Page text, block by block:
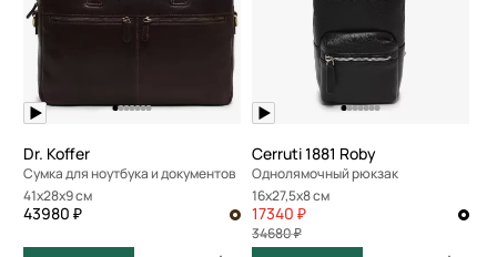
Dr. Koffer
Сумка для ноутбука и документов
41x28x9 см
43980 ₽
Cerruti 1881 Roby
Однолямочный рюкзак
16x27,5x8 см
17340 ₽
34680 ₽